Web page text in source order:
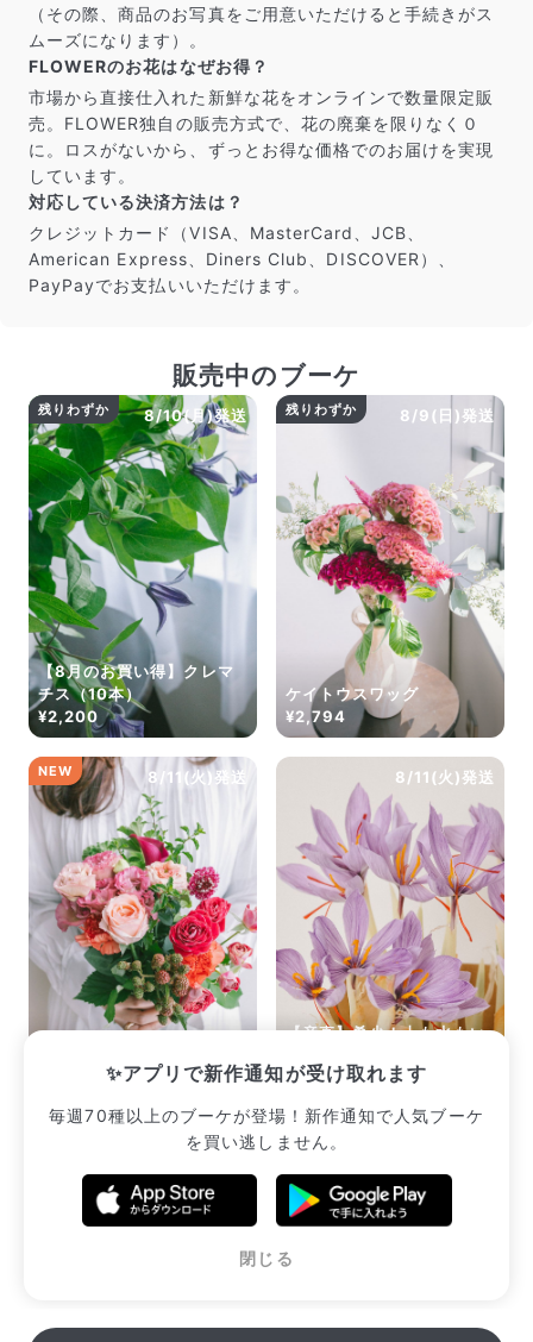
Q. 注文後にキャンセルできますか？
ご注文後一定時間内であればキャンセル可能です。
（その際、商品のお写真をご用意いただけると手続きがス
ムーズになります）。
FLOWERのお花はなぜお得？
市場から直接仕入れた新鮮な花をオンラインで数量限定販
売。FLOWER独自の販売方式で、花の廃棄を限りなく０
に。ロスがないから、ずっとお得な価格でのお届けを実現
しています。
対応している決済方法は？
クレジットカード（VISA、MasterCard、JCB、
American Express、Diners Club、DISCOVER）、
PayPayでお支払いいただけます。
✨アプリで新作通知が受け取れます
毎週70種以上のブーケが登場！新作通知で人気ブーケ
を買い逃しません。
閉じる
販売中のブーケ
8/10(月)発送
残りわずか
【8月のお買い得】クレマ
チス（10本）
¥2,200
8/9(日)発送
残りわずか
ケイトウスワッグ
¥2,794
8/11(火)発送
NEW 8/11(火)発送
【産直】希少！土も水もい
¥2,420
販売中のブーケ一覧へ